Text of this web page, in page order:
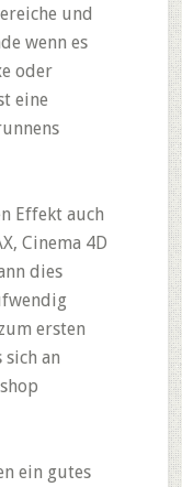
und
wenn es
oder
eine
Effekt auch
Cinema 4D
dies
ersten
an
ein gutes